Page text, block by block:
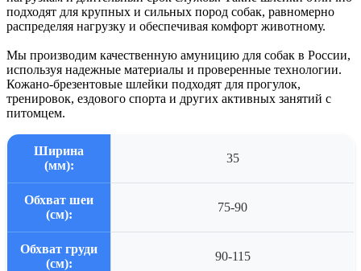
подходят для крупных и сильных пород собак, равномерно
распределяя нагрузку и обеспечивая комфорт животному.
Мы производим качественную амуницию для собак в России,
используя надежные материалы и проверенные технологии.
Кожано-брезентовые шлейки подходят для прогулок,
тренировок, ездового спорта и других активных занятий с
питомцем.
Ширина
(мм):
35
Обхват шеи
(см):
75-90
Обхват груди
(см):
90-115